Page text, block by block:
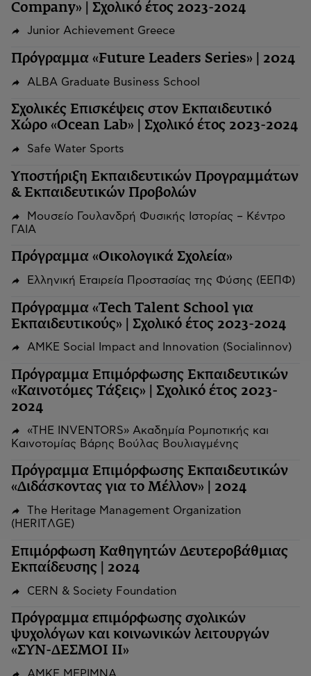
Company» | Σχολικό έτος 2023-2024
Junior Achievement Greece
Πρόγραμμα «Future Leaders Series» | 2024
ALBA Graduate Business School
Σχολικές Επισκέψεις στον Εκπαιδευτικό
Χώρο «Ocean Lab» | Σχολικό έτος 2023-2024
Safe Water Sports
Υποστήριξη Εκπαιδευτικών Προγραμμάτων
& Εκπαιδευτικών Προβολών
Μουσείο Γουλανδρή Φυσικής Ιστορίας – Κέντρο
ΓΑΙΑ
Πρόγραμμα «Οικολογικά Σχολεία»
Ελληνική Εταιρεία Προστασίας της Φύσης (ΕΕΠΦ)
Πρόγραμμα «Tech Talent School για
Εκπαιδευτικούς» | Σχολικό έτος 2023-2024
ΑΜΚΕ Social Impact and Innovation (Socialinnov)
Πρόγραμμα Επιμόρφωσης Εκπαιδευτικών
«Καινοτόμες Τάξεις» | Σχολικό έτος 2023-
2024
«THE INVENTORS» Ακαδημία Ρομποτικής και
Καινοτομίας Βάρης Βούλας Βουλιαγμένης
Πρόγραμμα Επιμόρφωσης Εκπαιδευτικών
«Διδάσκοντας για το Μέλλον» | 2024
The Heritage Management Organization
(HERITΛGΕ)
Επιμόρφωση Καθηγητών Δευτεροβάθμιας
Εκπαίδευσης | 2024
CERN & Society Foundation
Πρόγραμμα επιμόρφωσης σχολικών
ψυχολόγων και κοινωνικών λειτουργών
«ΣΥΝ-ΔΕΣΜΟΙ ΙΙ»